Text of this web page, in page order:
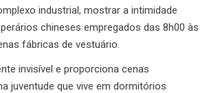
industrial, mostrar a intimidade
chineses empregados das 8h00 às
fábricas de vestuário.
invisível e proporciona cenas
juventude que vive em dormitórios